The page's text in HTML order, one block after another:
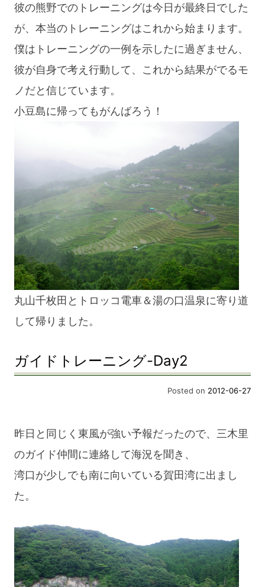
彼の熊野でのトレーニングは今日が最終日でした
が、本当のトレーニングはこれから始まります。
僕はトレーニングの一例を示したに過ぎません、
彼が自身で考え行動して、これから結果がでるモ
ノだと信じています。
小豆島に帰ってもがんばろう！
丸山千枚田とトロッコ電車＆湯の口温泉に寄り道
して帰りました。
ガイドトレーニング-Day2
Posted on 2012-06-27
昨日と同じく東風が強い予報だったので、三木里
のガイド仲間に連絡して海況を聞き、
湾口が少しでも南に向いている賀田湾に出まし
た。